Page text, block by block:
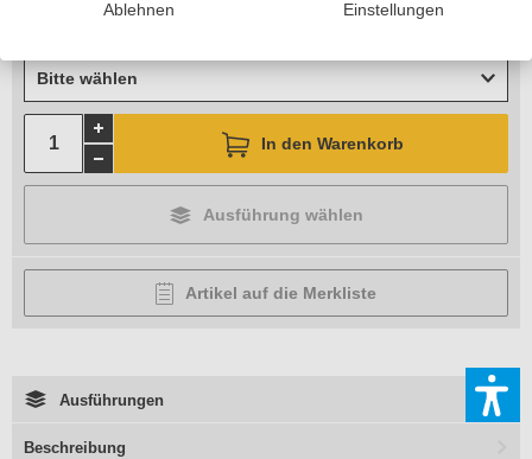
Bitte wählen
In den Warenkorb
Ausführung wählen
Artikel auf die Merkliste
Ausführungen
Beschreibung
Ablehnen Einstellungen